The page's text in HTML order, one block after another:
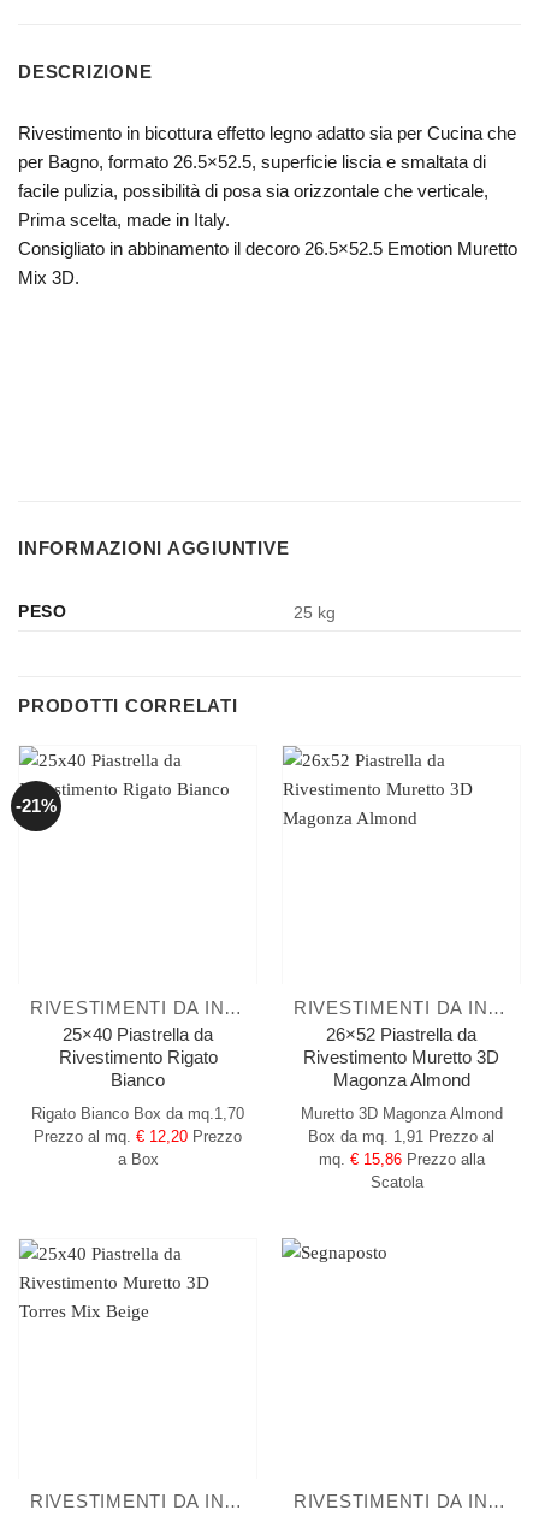
DESCRIZIONE
Rivestimento in bicottura effetto legno adatto sia per Cucina che
per Bagno, formato 26.5×52.5, superficie liscia e smaltata di
facile pulizia, possibilità di posa sia orizzontale che verticale,
Prima scelta, made in Italy.
Consigliato in abbinamento il decoro 26.5×52.5 Emotion Muretto
Mix 3D.
INFORMAZIONI AGGIUNTIVE
PESO 25 kg
PRODOTTI CORRELATI
-21%
RIVESTIMENTI DA INTERNO
25×40 Piastrella da
Rivestimento Rigato
Bianco
Rigato Bianco Box da mq.1,70
Prezzo al mq. € 12,20 Prezzo
a Box
RIVESTIMENTI DA INTERNO
26×52 Piastrella da
Rivestimento Muretto 3D
Magonza Almond
Muretto 3D Magonza Almond
Box da mq. 1,91 Prezzo al
mq. € 15,86 Prezzo alla
Scatola
RIVESTIMENTI DA INTERNO
RIVESTIMENTI DA INTERNO